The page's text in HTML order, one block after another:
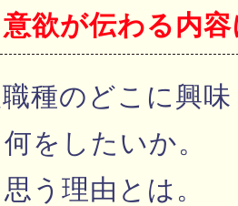
欲が伝わる内
種のどこに興味
をしたいか。
う理由とは。